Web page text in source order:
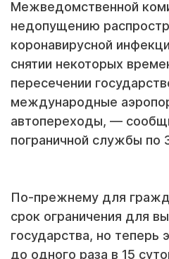
Межведомственной
недопущению
коронавирусной
снятии некоторых
пересечении
международные
автопереходы, —
пограничной службы по
По-прежнему для
срок ограничения для
государства, но теперь
до одного раза в 15